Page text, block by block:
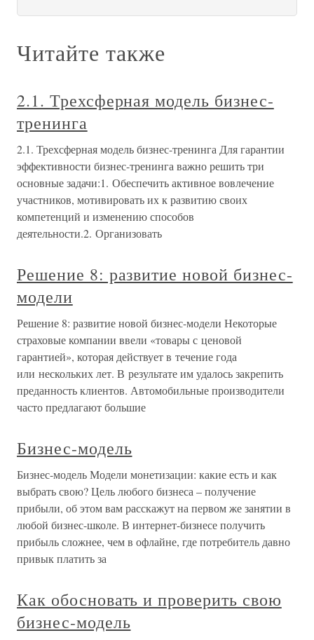
Читайте также
2.1. Трехсферная модель бизнес-
тренинга
2.1. Трехсферная модель бизнес-тренинга Для гарантии
эффективности бизнес-тренинга важно решить три
основные задачи:1. Обеспечить активное вовлечение
участников, мотивировать их к развитию своих
компетенций и изменению способов
деятельности.2. Организовать
Решение 8: развитие новой бизнес-
модели
Решение 8: развитие новой бизнес-модели Некоторые
страховые компании ввели «товары с ценовой
гарантией», которая действует в течение года
или нескольких лет. В результате им удалось закрепить
преданность клиентов. Автомобильные производители
часто предлагают большие
Бизнес-модель
Бизнес-модель Модели монетизации: какие есть и как
выбрать свою? Цель любого бизнеса – получение
прибыли, об этом вам расскажут на первом же занятии в
любой бизнес-школе. В интернет-бизнесе получить
прибыль сложнее, чем в офлайне, где потребитель давно
привык платить за
Как обосновать и проверить свою
бизнес-модель